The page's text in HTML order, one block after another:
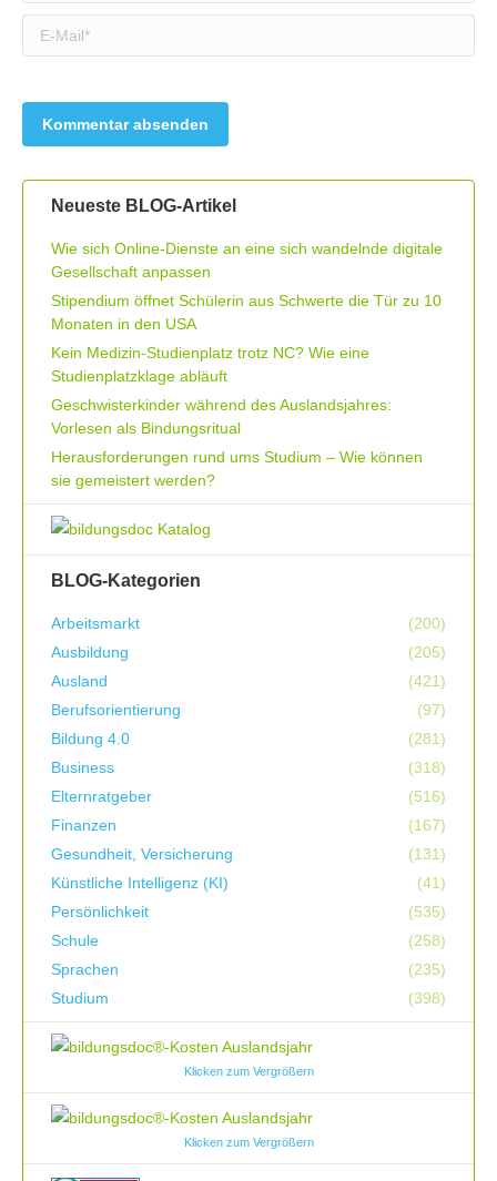
E-Mail *
Neueste BLOG-Artikel
Wie sich Online-Dienste an eine sich wandelnde digitale
Gesellschaft anpassen
Stipendium öffnet Schülerin aus Schwerte die Tür zu 10
Monaten in den USA
Kein Medizin-Studienplatz trotz NC? Wie eine
Studienplatzklage abläuft
Geschwisterkinder während des Auslandsjahres:
Vorlesen als Bindungsritual
Herausforderungen rund ums Studium – Wie können
sie gemeistert werden?
BLOG-Kategorien
Arbeitsmarkt
(200)
Ausbildung
(205)
Ausland
(421)
Berufsorientierung
(97)
Bildung 4.0
(281)
Business
(318)
Elternratgeber
(516)
Finanzen
(167)
Gesundheit, Versicherung
(131)
Künstliche Intelligenz (KI)
(41)
Persönlichkeit
(535)
Schule
(258)
Sprachen
(235)
Studium
(398)
Klicken zum Vergrößern
Klicken zum Vergrößern